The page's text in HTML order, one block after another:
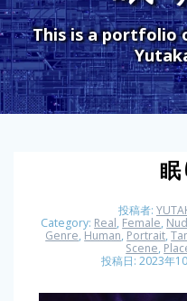
This is a portfolio
眠
投稿者:
Category: Real, Female,
Genre, Human, Portrait,
Scene,
投稿日: 2023年